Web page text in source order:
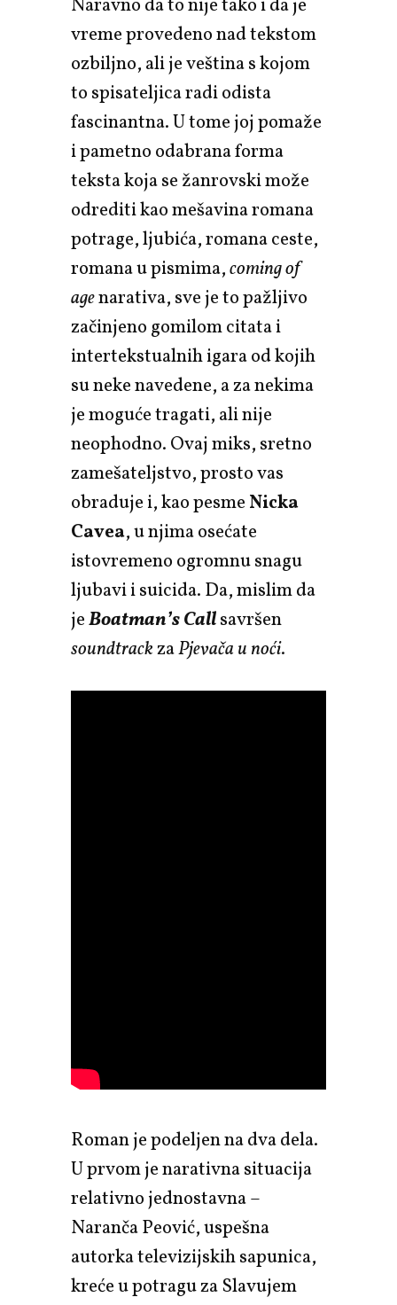
Naravno da to nije tako i da je
vreme provedeno nad tekstom
ozbiljno, ali je veština s kojom
to spisateljica radi odista
fascinantna. U tome joj pomaže
i pametno odabrana forma
teksta koja se žanrovski može
odrediti kao mešavina romana
potrage, ljubića, romana ceste,
romana u pismima,coming of
agenarativa, sve je to pažljivo
začinjeno gomilom citata i
intertekstualnih igara od kojih
su neke navedene, a za nekima
je moguće tragati, ali nije
neophodno. Ovaj miks, sretno
zamešateljstvo, prosto vas
obraduje i, kao pesme Nicka
Cavea, u njima osećate
istovremeno ogromnu snagu
ljubavi i suicida. Da, mislim da
jeBoatman’s Callsavršen
soundtrackzaPjevača u noći.
Roman je podeljen na dva dela.
U prvom je narativna situacija
relativno jednostavna –
Naranča Peović, uspešna
autorka televizijskih sapunica,
kreće u potragu za Slavujem